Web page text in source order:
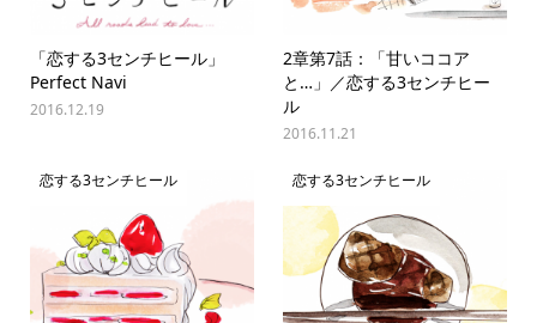
「恋する3センチヒール」
Perfect Navi
2016.12.19
2章第7話：「甘いココア
と…」／恋する3センチヒー
ル
2016.11.21
恋する3センチヒール 恋する3センチヒール